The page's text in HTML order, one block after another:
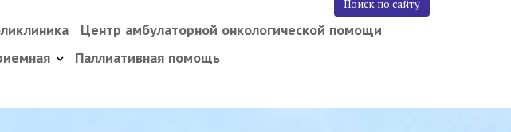
Поиск по сайту
Центр амбулаторной онкологической помощи
Паллиативная помощь